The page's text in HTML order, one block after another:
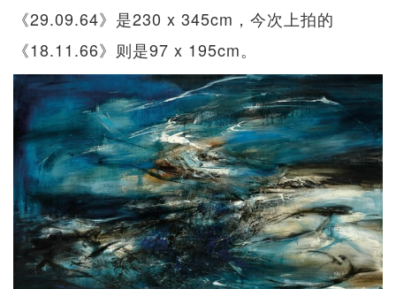
《29.09.64》是230 x 345cm，今次上拍的
《18.11.66》则是97 x 195cm。